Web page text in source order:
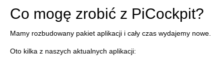
Co mogę zrobić z PiCockpit?
Mamy rozbudowany pakiet aplikacji i cały czas wydajemy nowe.
Oto kilka z naszych aktualnych aplikacji: